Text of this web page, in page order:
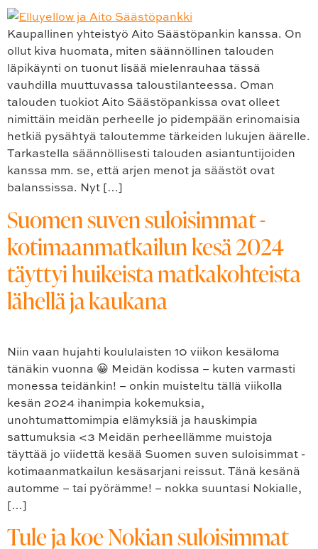
Kaupallinen yhteistyö Aito Säästöpankin kanssa. On
ollut kiva huomata, miten säännöllinen talouden
läpikäynti on tuonut lisää mielenrauhaa tässä
vauhdilla muuttuvassa taloustilanteessa. Oman
talouden tuokiot Aito Säästöpankissa ovat olleet
nimittäin meidän perheelle jo pidempään erinomaisia
hetkiä pysähtyä taloutemme tärkeiden lukujen äärelle.
Tarkastella säännöllisesti talouden asiantuntijoiden
kanssa mm. se, että arjen menot ja säästöt ovat
balanssissa. Nyt […]
Suomen suven suloisimmat -
kotimaanmatkailun kesä 2024
täyttyi huikeista matkakohteista
lähellä ja kaukana
Niin vaan hujahti koululaisten 10 viikon kesäloma
tänäkin vuonna 😀 Meidän kodissa – kuten varmasti
monessa teidänkin! – onkin muisteltu tällä viikolla
kesän 2024 ihanimpia kokemuksia,
unohtumattomimpia elämyksiä ja hauskimpia
sattumuksia <3 Meidän perheellämme muistoja
täyttää jo viidettä kesää Suomen suven suloisimmat -
kotimaanmatkailun kesäsarjani reissut. Tänä kesänä
automme – tai pyörämme! – nokka suuntasi Nokialle,
[…]
Tule ja koe Nokian suloisimmat